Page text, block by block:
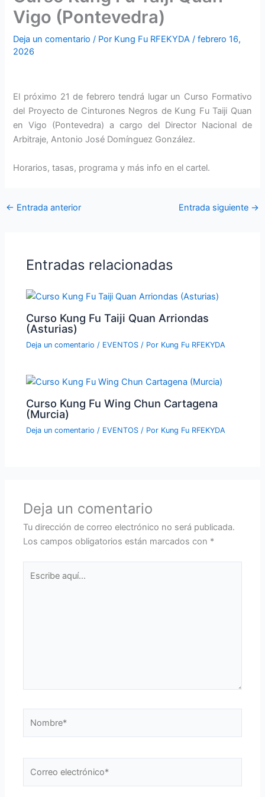
Vigo (Pontevedra)
Deja un comentario / Por Kung Fu RFEKYDA/febrero 16,
2026
El próximo 21 de febrero tendrá lugar un Curso Formativo
del Proyecto de Cinturones Negros de Kung Fu Taiji Quan
en Vigo (Pontevedra) a cargo del Director Nacional de
Arbitraje, Antonio José Domínguez González.
Horarios, tasas, programa y más info en el cartel.
← Entrada anterior Entrada siguiente →
Entradas relacionadas
Curso Kung Fu Taiji Quan Arriondas
(Asturias)
Deja un comentario / EVENTOS / Por Kung Fu RFEKYDA
Curso Kung Fu Wing Chun Cartagena
(Murcia)
Deja un comentario / EVENTOS / Por Kung Fu RFEKYDA
Deja un comentario
Tu dirección de correo electrónico no será publicada.
Los campos obligatorios están marcados con *
aquí...
electrónico*